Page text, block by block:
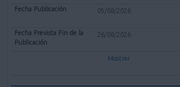
05/08/2026
26/08/2026
Mostrar